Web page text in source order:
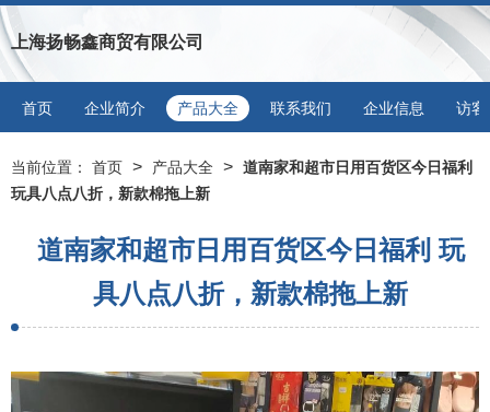
上海扬畅鑫商贸有限公司
首页 企业简介 产品大全 联系我们 企业信息 访客
当前位置： 首页 > 产品大全 > 道南家和超市日用百货区今日福利
玩具八点八折，新款棉拖上新
道南家和超市日用百货区今日福利 玩
具八点八折，新款棉拖上新